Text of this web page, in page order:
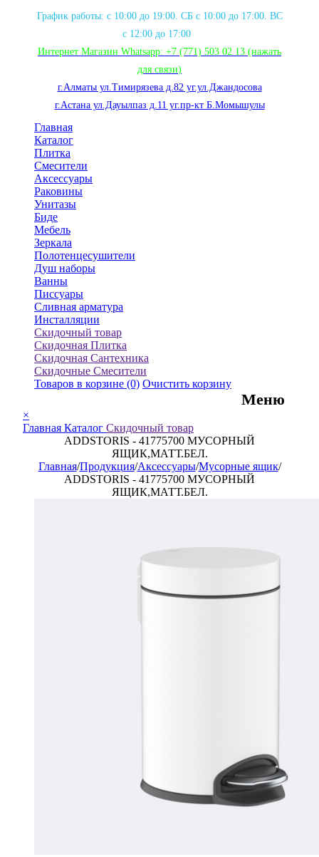
График работы: с 10:00 до 19:00. СБ с 10:00 до 17:00. ВС
с 12:00 до 17:00
Интернет Магазин Whatsapp: +7 (771) 503 02 13 (нажать
для связи)
г.Алматы ул.Тимирязева д.82 уг.ул.Джандосова
г.Астана ул.Дауылпаз д.11 уг.пр-кт Б.Момышулы
Главная
Каталог
Плитка
Смесители
Аксессуары
Раковины
Унитазы
Биде
Мебель
Зеркала
Полотенцесушители
Душ наборы
Ванны
Писсуары
Сливная арматура
Инсталляции
Скидочный товар
Скидочная Плитка
Скидочная Сантехника
Скидочные Смесители
Товаров в корзине (0) Очистить корзину
Меню
×
Главная Каталог Скидочный товар
ADDSTORIS - 41775700 МУСОРНЫЙ
ЯЩИК,МАТТ.БЕЛ.
Главная/Продукция/Аксессуары/Мусорные ящик/
ADDSTORIS - 41775700 МУСОРНЫЙ
ЯЩИК,МАТТ.БЕЛ.